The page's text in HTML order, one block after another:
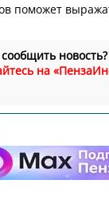
поможет
новость?
на